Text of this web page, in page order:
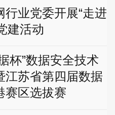
业党委开展“走进
建活动
杯”数据安全技术
江苏省第四届数据
赛区选拔赛